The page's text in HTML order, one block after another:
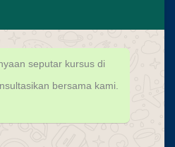
& Assessment
seputar kursus di
bersama kami.